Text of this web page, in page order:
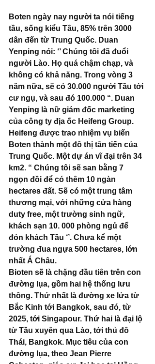
Boten ngày nay người ta nói tiếng
tầu, sống kiểu Tầu, 85% trên 3000
dân đến từ Trung Quốc. Duan
Yenping nói: ‘’ Chúng tôi đã đuổi
người Lào. Họ quá chậm chạp, và
không có khả năng. Trong vòng 3
năm nữa, sẽ có 30.000 người Tầu tới
cư ngụ, và sau đó 100.000 “. Duan
Yenping là nữ giám đốc marketing
của công ty địa ốc Heifeng Group.
Heifeng được trao nhiệm vụ biến
Boten thành một đô thị tân tiến của
Trung Quốc. Một dự án vĩ đại trên 34
km2. “ Chúng tôi sẽ san bằng 7
ngọn đồi để có thêm 10 ngàn
hectares đất. Sẽ có một trung tâm
thương mại, với những cửa hàng
duty free, một trường sinh ngữ,
khách sạn 10. 000 phòng ngủ để
đón khách Tầu ‘’. Chưa kể một
trường đua ngựa 500 hectares, lớn
nhất Á Châu.
Bioten sẽ là chặng đầu tiên trên con
đường lụa, gồm hai hệ thống lưu
thông. Thứ nhất là đường xe lửa từ
Bắc Kinh tới Bangkok, sau đó, từ
2025, tới Singapour. Thứ hai là đại lộ
từ Tầu xuyên qua Lào, tới thủ đô
Thái, Bangkok. Mục tiêu của con
đường lụa, theo Jean Pierre